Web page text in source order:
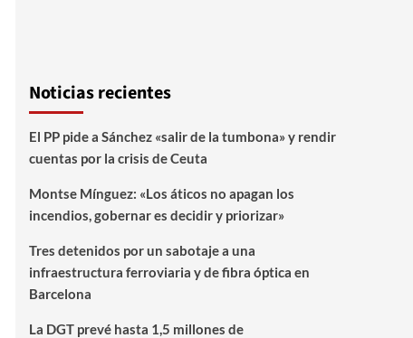
Noticias recientes
El PP pide a Sánchez «salir de la tumbona» y rendir
cuentas por la crisis de Ceuta
Montse Mínguez: «Los áticos no apagan los
incendios, gobernar es decidir y priorizar»
Tres detenidos por un sabotaje a una
infraestructura ferroviaria y de fibra óptica en
Barcelona
La DGT prevé hasta 1,5 millones de